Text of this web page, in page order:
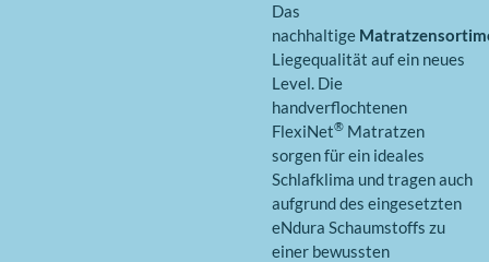
Das
nachhaltige
Liegequalität auf ein neues
Level. Die
handverflochtenen
FlexiNet® Matratzen
sorgen für ein ideales
Schlafklima und tragen auch
aufgrund des eingesetzten
eNdura Schaumstoffs zu
einer bewussten